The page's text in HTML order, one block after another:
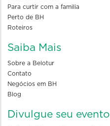
Para curtir com a familia
Perto de BH
Roteiros
Saiba Mais
Sobre a Belotur
Contato
Negócios em BH
Blog
Divulgue seu evento